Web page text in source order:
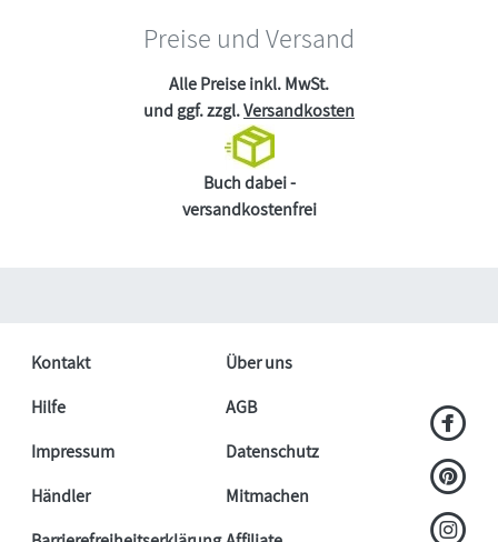
Preise und Versand
Alle Preise inkl. MwSt.
und ggf. zzgl.Versandkosten
Buch dabei -
versandkostenfrei
Kontakt
Über uns
Hilfe
AGB
Impressum
Datenschutz
Händler
Mitmachen